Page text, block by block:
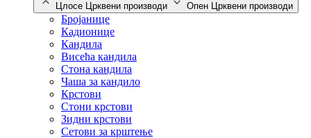
Цлосе Црквени производи Опен Црквени производи
Бројанице
Кадионице
Кандила
Висећа кандила
Стона кандила
Чаша за кандило
Крстови
Стони крстови
Зидни крстови
Сетови за крштење